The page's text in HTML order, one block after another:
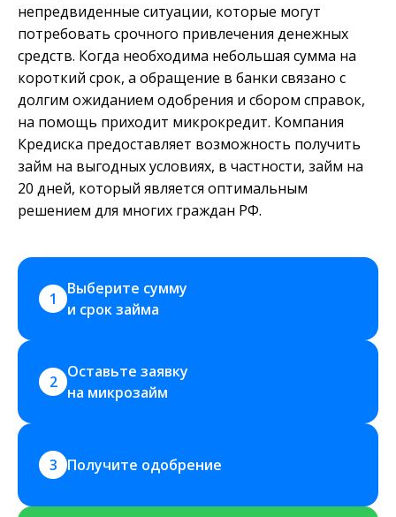
непредвиденные ситуации, которые могут
потребовать срочного привлечения денежных
средств. Когда необходима небольшая сумма на
короткий срок, а обращение в банки связано с
долгим ожиданием одобрения и сбором справок,
на помощь приходит микрокредит. Компания
Кредиска предоставляет возможность получить
займ на выгодных условиях, в частности, займ на
20 дней, который является оптимальным
решением для многих граждан РФ.
1
Выберите сумму
и срок займа
2
Оставьте заявку
на микрозайм
3 Получите одобрение